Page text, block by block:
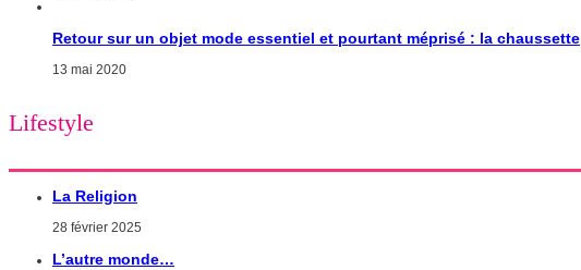
Retour sur un objet mode essentiel et pourtant méprisé : la chaussette
13 mai 2020
Lifestyle
La Religion
28 février 2025
L’autre monde…